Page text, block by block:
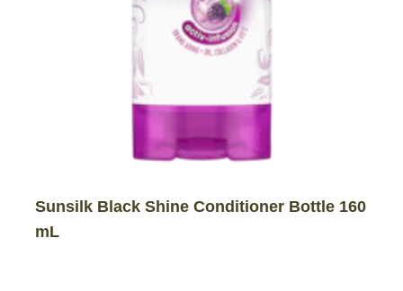
Sunsilk Black Shine Conditioner Bottle 160
mL